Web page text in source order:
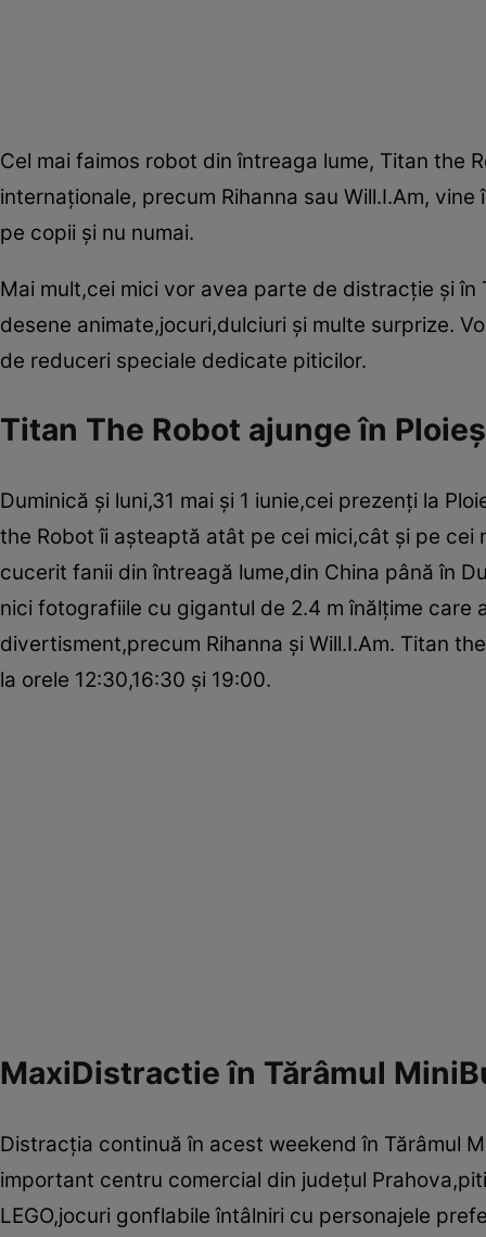
Cel mai faimos robot din întreaga lume, Titan
internaţionale, precum Rihanna sau Will.I.Am,
pe copii şi nu numai.
Mai mult,cei mici vor avea parte de distracţie şi
desene animate,jocuri,dulciuri şi multe surprize.
de reduceri speciale dedicate piticilor.
Titan The Robot ajunge în
Duminică şi luni,31 mai şi 1 iunie,cei prezenţi la
the Robot îi aşteaptă atât pe cei mici,cât şi pe
cucerit fanii din întreagă lume,din China până în
nici fotografiile cu gigantul de 2.4 m înălţime care
divertisment,precum Rihanna şi Will.I.Am. Titan
la orele 12:30,16:30 şi 19:00.
MaxiDistractie în Tărâmul
Distracţia continuă în acest weekend în Tărâmul
important centru comercial din judeţul
LEGO,jocuri gonflabile întâlniri cu personajele